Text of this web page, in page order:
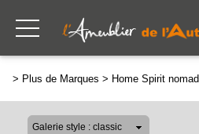
> Plus de Marques > Home Spirit nomad